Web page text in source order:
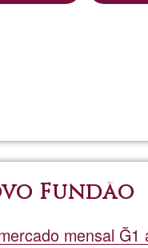
Fundão
mensal